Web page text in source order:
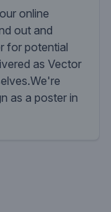
online
out and
for potential
as Vector
as a poster in